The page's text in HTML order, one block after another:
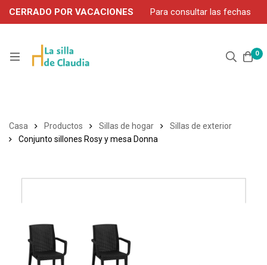
CERRADO POR VACACIONES
Para consultar las fechas
de servicio durante agosto, contacte por WhatsApp: 663 302
0
Casa Productos Sillas de hogar
Sillas de exterior
Conjunto sillones Rosy y mesa Donna